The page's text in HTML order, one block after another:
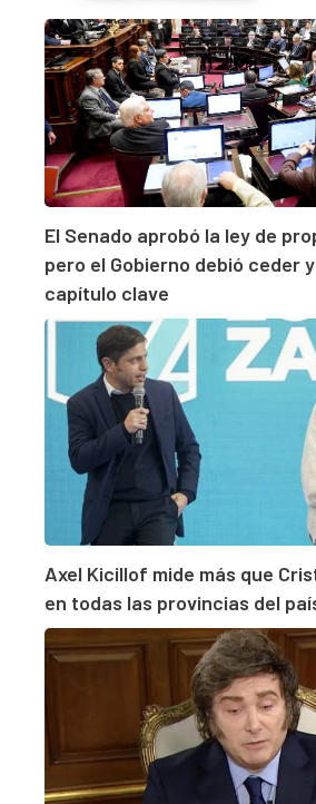
El Senado aprobó la ley de
pero el Gobierno debió ceder
capítulo clave
Axel Kicillof mide más que
en todas las provincias del